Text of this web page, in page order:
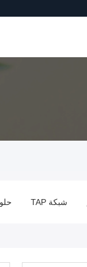
شبكة TAP